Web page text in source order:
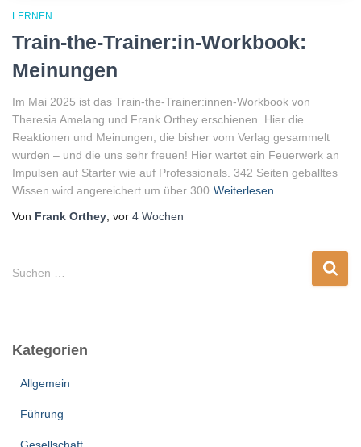
LERNEN
Train-the-Trainer:in-Workbook:
Meinungen
Im Mai 2025 ist das Train-the-Trainer:innen-Workbook von
Theresia Amelang und Frank Orthey erschienen. Hier die
Reaktionen und Meinungen, die bisher vom Verlag gesammelt
wurden – und die uns sehr freuen! Hier wartet ein Feuerwerk an
Impulsen auf Starter wie auf Professionals. 342 Seiten geballtes
Wissen wird angereichert um über 300 Weiterlesen
Von Frank Orthey , vor 4 Wochen
S
u
n
Suchen …
Kategorien
Allgemein
Führung